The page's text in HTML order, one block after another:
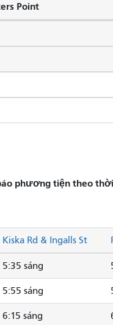
Point
phương tiện theo
Kiska Rd & Ingalls St
5:35 sáng
5:55 sáng
6:15 sáng